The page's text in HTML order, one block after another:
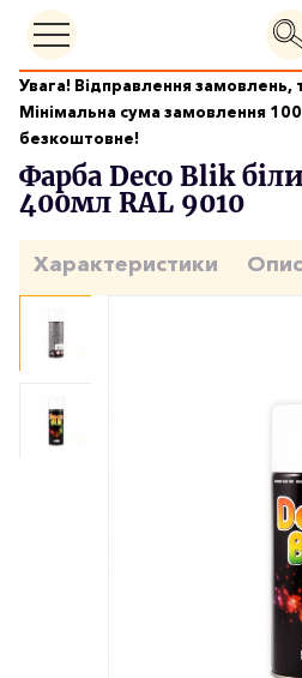
Увага! Відправлення замовлень,
Мінімальна сума замовлення
безкоштовне!
Фарби аерозольні
Фарба Deco Blik білий матовий
Фарба Deco Blik
400мл RAL 9010
Характеристики Опис